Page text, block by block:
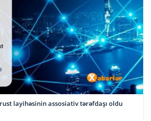
layihəsinin assosiativ tərəfdaşı oldu